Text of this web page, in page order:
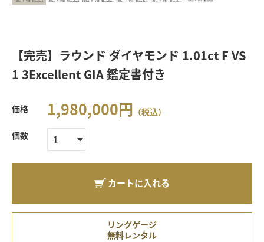
【完売】ラウンド ダイヤモンド 1.01ct F VS
1 3Excellent GIA 鑑定書付き
価格 1,980,000円 （税込）
個数
カートに入れる
リングゲージ
無料レンタル